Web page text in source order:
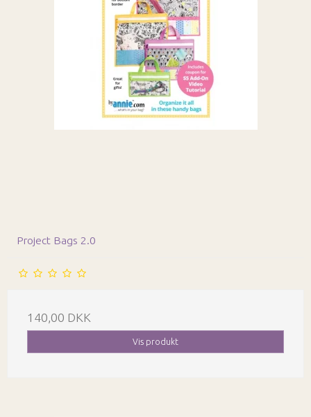
Project Bags 2.0
140,00 DKK
Vis produkt